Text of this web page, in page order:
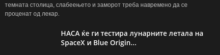
темната столица, слабеењето и заморот треба навремено да се
проценат од лекар.
НАСА ќе ги тестира лунарните летала на
SpaceX и Blue Origin...